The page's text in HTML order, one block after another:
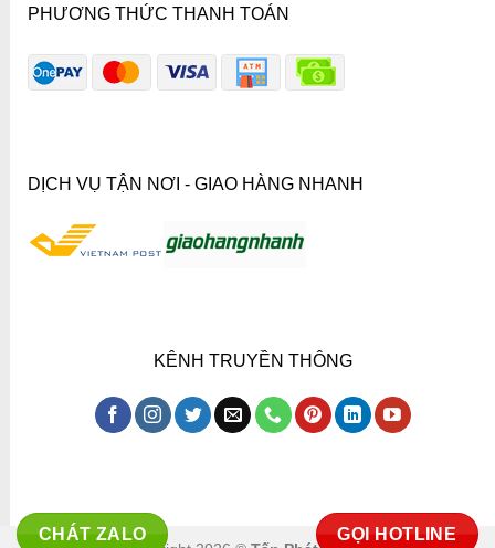
PHƯƠNG THỨC THANH TOÁN
DỊCH VỤ TẬN NƠI - GIAO HÀNG NHANH
KÊNH TRUYỀN THÔNG
CHÁT ZALO GỌI HOTLINE